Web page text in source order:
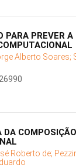
PARA PREVER
Alberto Soares;
Roberto de;